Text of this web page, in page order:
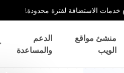
منشئ مواقع
الويب
الدعم
والمساعدة